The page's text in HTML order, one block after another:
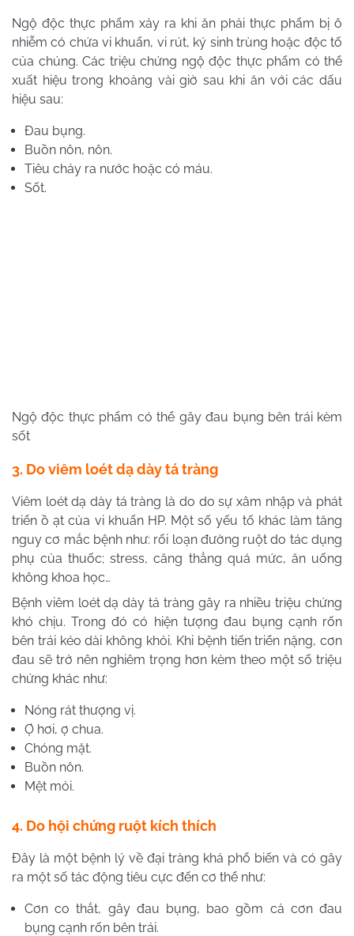
Ngộ độc thực phẩm xảy ra khi ăn phải thực phẩm bị ô
nhiễm có chứa vi khuẩn, vi rút, ký sinh trùng hoặc độc tố
của chúng. Các triệu chứng ngộ độc thực phẩm có thể
xuất hiệu trong khoảng vài giờ sau khi ăn với các dấu
hiệu sau:
Đau bụng.
Buồn nôn, nôn.
Tiêu chảy ra nước hoặc có máu.
Sốt.
Ngộ độc thực phẩm có thể gây đau bụng bên trái kèm
sốt
3. Do viêm loét dạ dày tá tràng
Viêm loét dạ dày tá tràng là do do sự xâm nhập và phát
triển ồ ạt của vi khuẩn HP. Một số yếu tố khác làm tăng
nguy cơ mắc bệnh như: rối loạn đường ruột do tác dụng
phụ của thuốc; stress, căng thẳng quá mức, ăn uống
không khoa học…
Bệnh viêm loét dạ dày tá tràng gây ra nhiều triệu chứng
khó chịu. Trong đó có hiện tượng đau bụng cạnh rốn
bên trái kéo dài không khỏi. Khi bệnh tiến triển nặng, cơn
đau sẽ trở nên nghiêm trọng hơn kèm theo một số triệu
chứng khác như:
Nóng rát thượng vị.
Ợ hơi, ợ chua.
Chóng mặt.
Buồn nôn.
Mệt mỏi.
4. Do hội chứng ruột kích thích
Đây là một bệnh lý về đại tràng khá phổ biến và có gây
ra một số tác động tiêu cực đến cơ thể như:
Cơn co thắt, gây đau bụng, bao gồm cả cơn đau
bụng cạnh rốn bên trái.